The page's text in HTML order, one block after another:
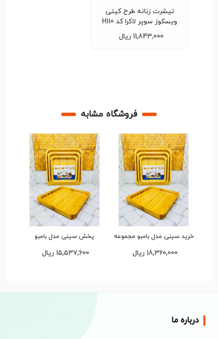
تیشرت زنانه طرح کیتی
ویسکوز سوپر لاکرا کد H110
11,843,000 ریال
فروشگاه مشابه
خرید سینی مدل بامبو مجموعه
عمده کد Z359
18,360,000 ریال
پخش سینی مدل بامبو
تک و عمده کد Z360
15,537,600 ریال
درباره ما